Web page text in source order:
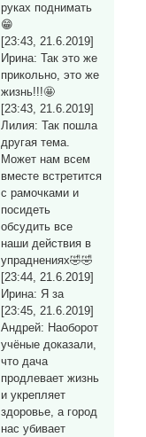
руках поднимать
😁
[23:43, 21.6.2019]
Ирина: Так это же
прикольно, это же
жизнь!!!🤩
[23:43, 21.6.2019]
Лилия: Так пошла
другая тема.
Может нам всем
вместе встретится
с рамочками и
посидеть
обсудить все
наши действия в
упраднениях🤣🤣
[23:44, 21.6.2019]
Ирина: Я за
[23:45, 21.6.2019]
Андрей: Наоборот
учёные доказали,
что дача
продлевает жизнь
и укрепляет
здоровье, а город
нас убивает